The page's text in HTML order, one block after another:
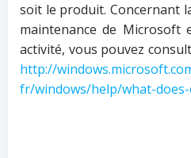
soit le produit. Concernant
maintenance de
activité, vous pouvez
http://
fr/windows/help/what-